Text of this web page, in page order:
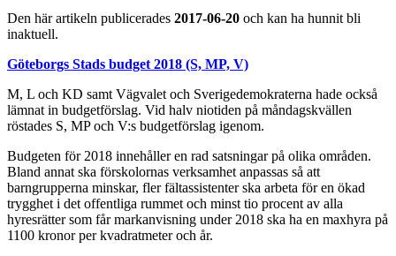
Den här artikeln publicerades 2017-06-20 och kan ha hunnit bli
inaktuell.
Göteborgs Stads budget 2018 (S, MP, V)
M, L och KD samt Vägvalet och Sverigedemokraterna hade också
lämnat in budgetförslag. Vid halv niotiden på måndagskvällen
röstades S, MP och V:s budgetförslag igenom.
Budgeten för 2018 innehåller en rad satsningar på olika områden.
Bland annat ska förskolornas verksamhet anpassas så att
barngrupperna minskar, fler fältassistenter ska arbeta för en ökad
trygghet i det offentliga rummet och minst tio procent av alla
hyresrätter som får markanvisning under 2018 ska ha en maxhyra på
1100 kronor per kvadratmeter och år.